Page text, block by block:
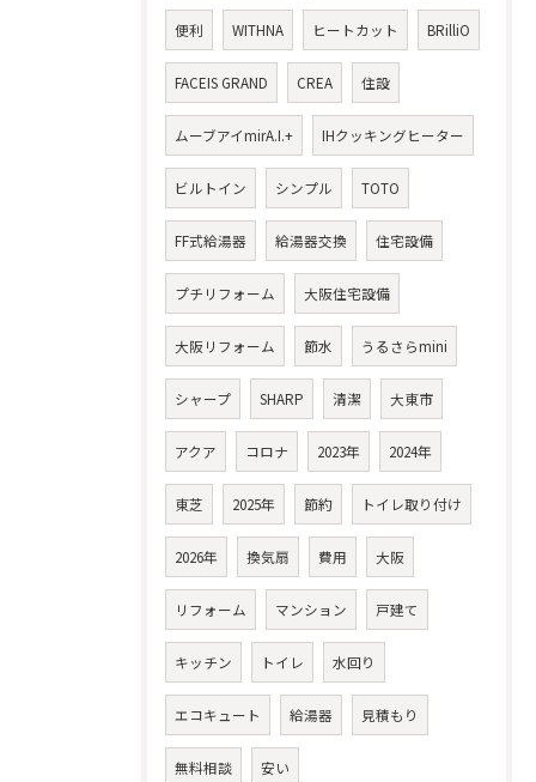
便利 WITHNA ヒートカット BRilliO
FACEIS GRAND CREA 住設
ムーブアイmirA.I.+ IHクッキングヒーター
ビルトイン シンプル TOTO
FF式給湯器 給湯器交換 住宅設備
プチリフォーム 大阪住宅設備
大阪リフォーム 節水 うるさらmini
シャープ SHARP 清潔 大東市
アクア コロナ 2023年 2024年
東芝 2025年 節約 トイレ取り付け
2026年 換気扇 費用 大阪
リフォーム マンション 戸建て
キッチン トイレ 水回り
エコキュート 給湯器 見積もり
無料相談 安い